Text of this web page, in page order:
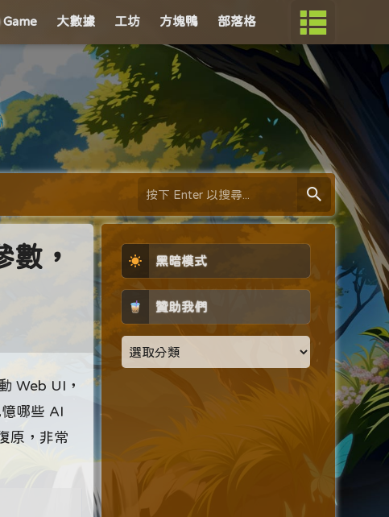
Game 大數據 工坊 方塊鴨 部落格
，
Web UI，
哪些 AI
原，非常
黑暗模式
贊助我們